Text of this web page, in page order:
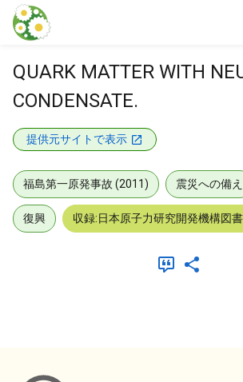
本文に飛ぶ
QUARK MATTER WITH
CONDENSATE.
提供元サイトで表示
福島第一原発事故 (2011) 震災への備え
復興 収録:日本原子力研究開発機構図